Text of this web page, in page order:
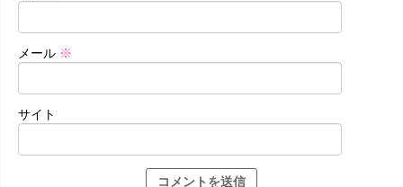
メール ※
サイト